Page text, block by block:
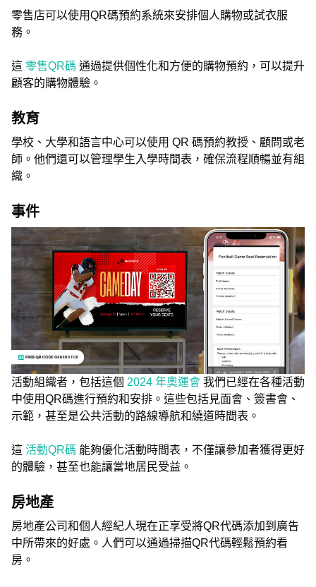
零售店可以使用QR碼預約系統來安排個人購物或試衣服
務。
這 零售QR碼 通過提供個性化和方便的購物預約，可以提升
顧客的購物體驗。
教育
學校、大學和語言中心可以使用 QR 碼預約教授、顧問或老
師。他們還可以管理學生入學時間表，確保流程順暢並有組
織。
事件
活動組織者，包括這個 2024 年奧運會 我們已經在各種活動
中使用QR碼進行預約和安排。這些包括見面會、簽書會、
示範，甚至是公共活動的路線導航和繞道時間表。
這 活動QR碼 能夠優化活動時間表，不僅讓參加者獲得更好
的體驗，甚至也能讓當地居民受益。
房地產
房地產公司和個人經紀人現在正享受將QR代碼添加到廣告
中所帶來的好處。人們可以通過掃描QR代碼輕鬆預約看
房。